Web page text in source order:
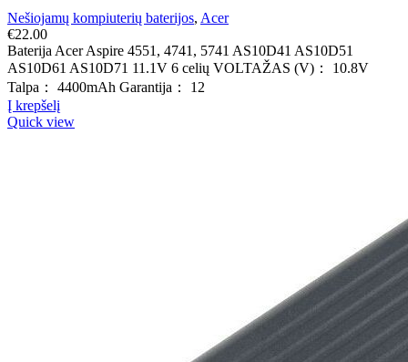
Nešiojamų kompiuterių baterijos, Acer
€22.00
Baterija Acer Aspire 4551, 4741, 5741 AS10D41 AS10D51
AS10D61 AS10D71 11.1V 6 celių VOLTAŽAS (V)： 10.8V
Talpa： 4400mAh Garantija： 12
Į krepšelį
Quick view